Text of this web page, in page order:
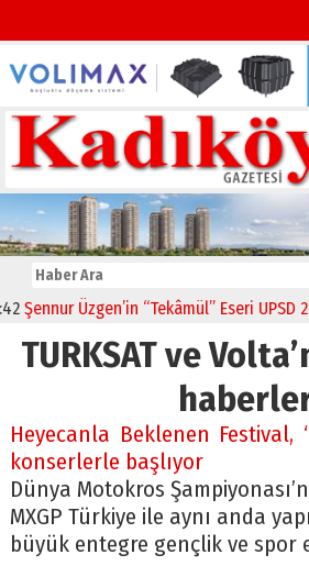
Şennur Üzgen’in “Tekâmül” Eseri UPSD
TURKSAT ve
Heyecanla Beklenen Festival,
konserlerle başlıyor
Dünya Motokros
MXGP Türkiye ile aynı anda
büyük entegre gençlik ve spor